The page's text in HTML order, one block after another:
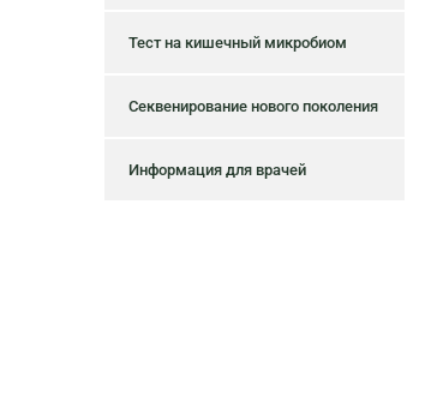
Тест на кишечный микробиом
Секвенирование нового поколения
Информация для врачей